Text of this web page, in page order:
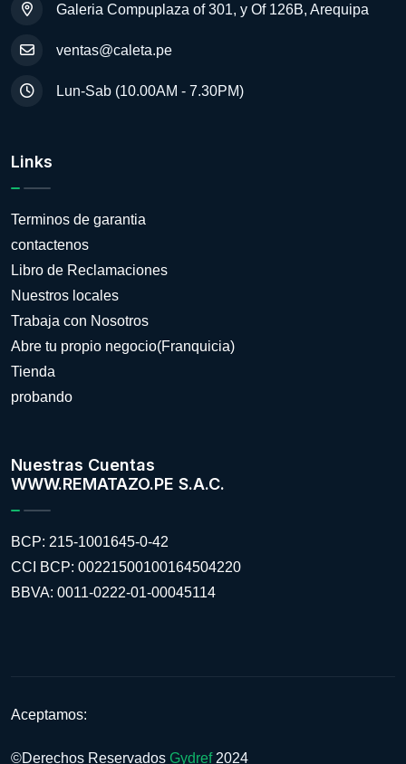
Galeria Compuplaza of 301, y Of 126B, Arequipa
ventas@caleta.pe
Lun-Sab (10.00AM - 7.30PM)
Links
Terminos de garantia
contactenos
Libro de Reclamaciones
Nuestros locales
Trabaja con Nosotros
Abre tu propio negocio(Franquicia)
Tienda
probando
Nuestras Cuentas
WWW.REMATAZO.PE S.A.C.
BCP: 215-1001645-0-42
CCI BCP: 00221500100164504220
BBVA: 0011-0222-01-00045114
Aceptamos:
©Derechos Reservados Gydref 2024